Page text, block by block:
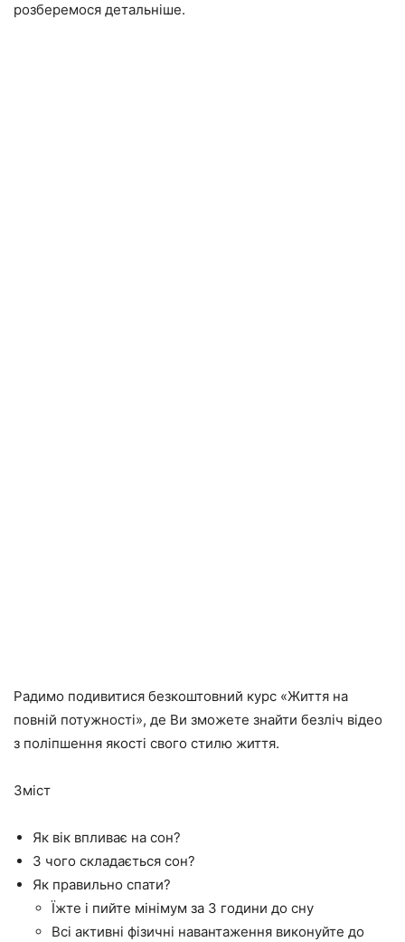
розберемося детальніше.
Радимо подивитися безкоштовний курс «Життя на
повній потужності», де Ви зможете знайти безліч відео
з поліпшення якості свого стилю життя.
Зміст
Як вік впливає на сон?
З чого складається сон?
Як правильно спати?
Їжте і пийте мінімум за 3 години до сну
Всі активні фізичні навантаження виконуйте до